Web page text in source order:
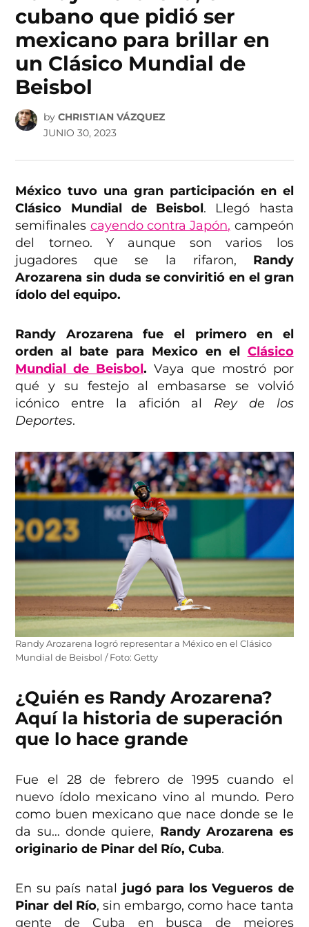
cubano que pidió ser
mexicano para brillar en
un Clásico Mundial de
Beisbol
by CHRISTIAN VÁZQUEZ
JUNIO 30, 2023
México tuvo una gran participación en el
Clásico Mundial de Beisbol. Llegó hasta
semifinales cayendo contra Japón, campeón
del torneo. Y aunque son varios los
jugadores que se la rifaron, Randy
Arozarena sin duda se conviritió en el gran
ídolo del equipo.
Randy Arozarena fue el primero en el
orden al bate para Mexico en el Clásico
Mundial de Beisbol. Vaya que mostró por
qué y su festejo al embasarse se volvió
icónico entre la afición al Rey de los
Deportes.
Randy Arozarena logró representar a México en el Clásico
Mundial de Beisbol / Foto: Getty
¿Quién es Randy Arozarena?
Aquí la historia de superación
que lo hace grande
Fue el 28 de febrero de 1995 cuando el
nuevo ídolo mexicano vino al mundo. Pero
como buen mexicano que nace donde se le
da su… donde quiere, Randy Arozarena es
originario de Pinar del Río, Cuba.
En su país natal jugó para los Vegueros de
Pinar del Río, sin embargo, como hace tanta
gente de Cuba en busca de mejores